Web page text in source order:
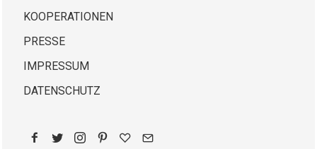
KOOPERATIONEN
PRESSE
IMPRESSUM
DATENSCHUTZ